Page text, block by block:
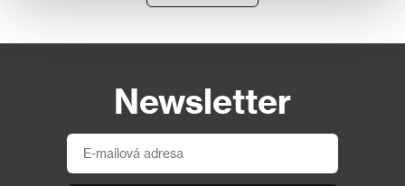
Newsletter